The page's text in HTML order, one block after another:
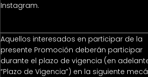
Instagram.
Aquellos interesados en participar de la
presente Promoción deberán participar
durante el plazo de vigencia (en
“Plazo de Vigencia”) en la siguiente